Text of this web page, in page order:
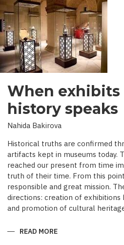
When exhibits
history speaks
Nahida Bakirova
Historical truths are confirmed
artifacts kept in museums today.
reached our present from time
truth of their time. From this
responsible and great mission.
directions: creation of exhibitions
and promotion of cultural
READ MORE